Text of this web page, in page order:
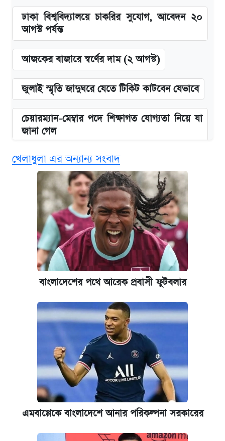
ঢাকা বিশ্ববিদ্যালয়ে চাকরির সুযোগ, আবেদন ২০
আগস্ট পর্যন্ত
আজকের বাজারে স্বর্ণের দাম (২ আগস্ট)
জুলাই স্মৃতি জাদুঘরে যেতে টিকিট কাটবেন যেভাবে
চেয়ারম্যান-মেম্বার পদে শিক্ষাগত যোগ্যতা নিয়ে যা
জানা গেল
দেশের বাজারে ফের বেড়েছে সোনার দাম
ভাতা-উপবৃত্তির আবেদন শুরু, জেনে নিন পদ্ধতি
‘গুলশানের চামেলি’ তে যৌনকর্মীর দালাল অ্যাডলফ
আজ শুক্রবার রাজধানীর যেসব মার্কেট-দোকানপাট
কবে শুরু হচ্ছে ঢাবির ভর্তি আবেদন, জানাল কর্তৃপক্ষ
ইপিএস প্রকাশ করেছে ঢাকা ব্যাংক
আজকের বাজারে স্বর্ণের দাম (৪ আগস্ট)
কবে হবে মেডিকেল ভর্তি পরীক্ষা, জানা গেল যা
খেলাধুলা এর অন্যান্য সংবাদ
বাংলাদেশের পথে আরেক প্রবাসী ফুটবলার
এমবাপ্পেকে বাংলাদেশে আনার পরিকল্পনা সরকারের